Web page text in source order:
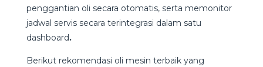
penggantian oli secara otomatis, serta memonitor
jadwal servis secara terintegrasi dalam satu
dashboard.
Berikut rekomendasi oli mesin terbaik yang